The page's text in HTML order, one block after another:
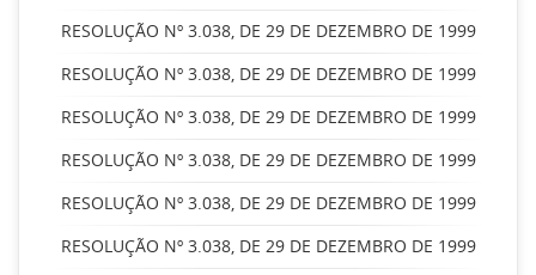
RESOLUÇÃO Nº 3.038, DE 29 DE DEZEMBRO DE 1999
RESOLUÇÃO Nº 3.038, DE 29 DE DEZEMBRO DE 1999
RESOLUÇÃO Nº 3.038, DE 29 DE DEZEMBRO DE 1999
RESOLUÇÃO Nº 3.038, DE 29 DE DEZEMBRO DE 1999
RESOLUÇÃO Nº 3.038, DE 29 DE DEZEMBRO DE 1999
RESOLUÇÃO Nº 3.038, DE 29 DE DEZEMBRO DE 1999